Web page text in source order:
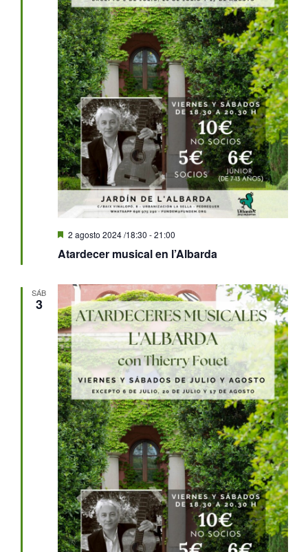
Atardecer musical en l’Albarda
Destacado
2 agosto 2024 /18:30 -21:00
SÁB
3